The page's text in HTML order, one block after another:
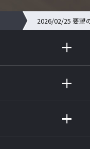
2026/02/25 要望